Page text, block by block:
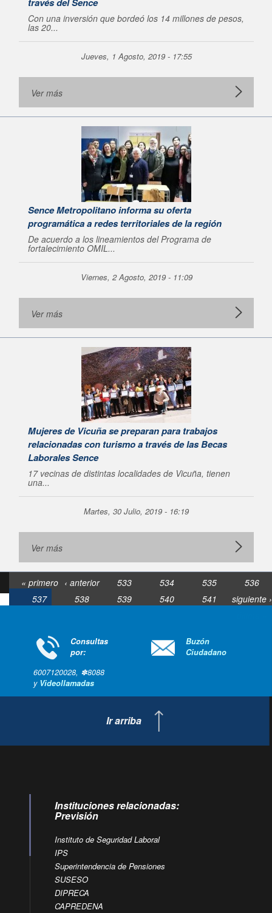
Con una inversión que bordeó los 14 millones de pesos,
las 20...
Jueves, 1 Agosto, 2019 - 17:55
Ver más
Sence Metropolitano informa su oferta
programática a redes territoriales de la región
De acuerdo a los lineamientos del Programa de
fortalecimiento OMIL...
Viernes, 2 Agosto, 2019 - 11:09
Ver más
Mujeres de Vicuña se preparan para trabajos
relacionadas con turismo a través de las Becas
Laborales Sence
17 vecinas de distintas localidades de Vicuña, tienen
una...
Martes, 30 Julio, 2019 - 16:19
Ver más
« primero ‹ anterior 533 534 535
536
537
538 539 540 541
siguiente ›
Consultas
por:
6007120028, ✽8088
y Videollamadas
Buzón
Ciudadano
Ir arriba
Instituciones relacionadas:
Previsión
Instituto de Seguridad Laboral
IPS
Superintendencia de Pensiones
SUSESO
DIPRECA
CAPREDENA